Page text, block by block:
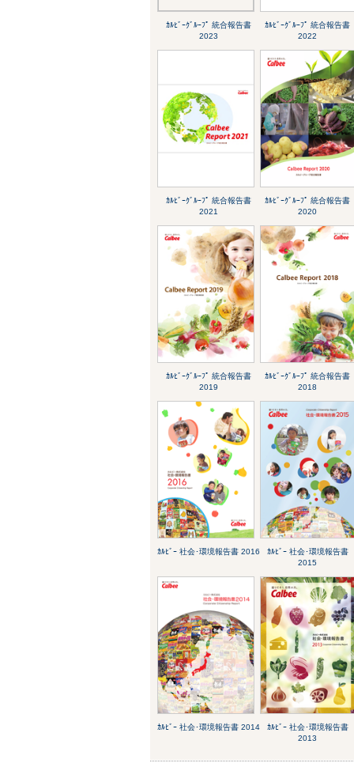
ｶﾙﾋﾞｰｸﾞﾙｰﾌﾟ 統合報告書
2023
ｶﾙﾋﾞｰｸﾞﾙｰﾌﾟ 統合報告書
2022
ｶﾙﾋﾞｰｸﾞﾙｰﾌﾟ 統合報告書
2021
ｶﾙﾋﾞｰｸﾞﾙｰﾌﾟ 統合報告書
2020
ｶﾙﾋﾞｰｸﾞﾙｰﾌﾟ 統合報告書
2019
ｶﾙﾋﾞｰｸﾞﾙｰﾌﾟ 統合報告書
2018
ｶﾙﾋﾞｰ 社会･環境報告書 2016
ｶﾙﾋﾞｰ 社会･環境報告書
2015
ｶﾙﾋﾞｰ 社会･環境報告書 2014
ｶﾙﾋﾞｰ 社会･環境報告書
2013